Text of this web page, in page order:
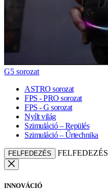
G5 sorozat
ASTRO sorozat
FPS - PRO sorozat
FPS - G sorozat
Nyílt világ
Szimuláció – Repülés
Szimuláció – Űrtechnika
FELFEDEZÉS FELFEDEZÉS
INNOVÁCIÓ